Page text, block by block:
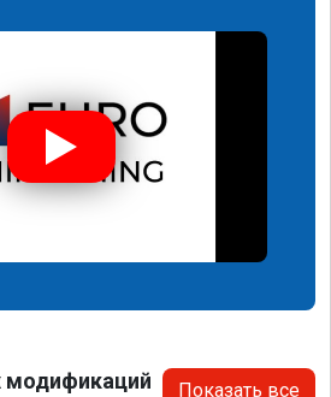
модификаций
Показать все